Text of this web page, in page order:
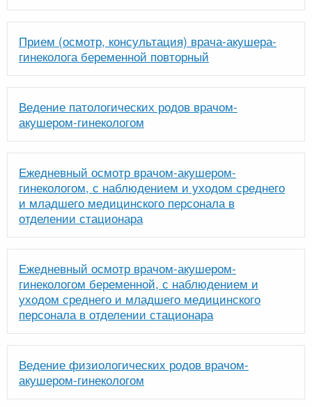
Прием (осмотр, консультация) врача-акушера-
гинеколога беременной повторный
Ведение патологических родов врачом-
акушером-гинекологом
Ежедневный осмотр врачом-акушером-
гинекологом, с наблюдением и уходом среднего
и младшего медицинского персонала в
отделении стационара
Ежедневный осмотр врачом-акушером-
гинекологом беременной, с наблюдением и
уходом среднего и младшего медицинского
персонала в отделении стационара
Ведение физиологических родов врачом-
акушером-гинекологом